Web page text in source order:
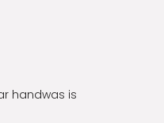
handwas is